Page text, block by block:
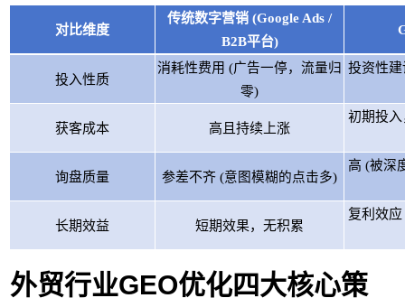
对比维度
传统数字营销 (Google Ads /
B2B平台)
投入性质
消耗性费用 (广告一停，流量归
零)
投资性建
获客成本 高且持续上涨
初期投
询盘质量 参差不齐 (意图模糊的点击多)
高 (被深
长期效益 短期效果，无积累
复利效应
外贸行业GEO优化四大核心策